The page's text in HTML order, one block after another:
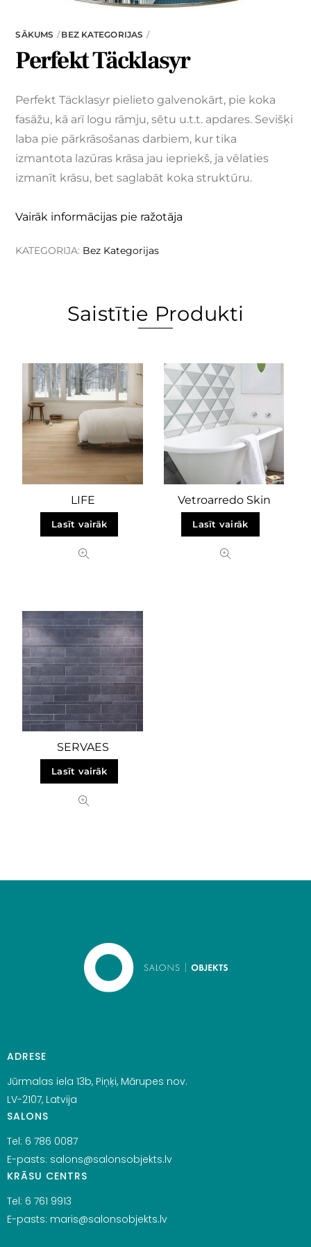
SĀKUMS BEZ KATEGORIJAS
Perfekt Täcklasyr
Perfekt Täcklasyr pielieto galvenokārt, pie koka
fasāžu, kā arī logu rāmju, sētu u.t.t. apdares. Sevišķi
laba pie pārkrāsošanas darbiem, kur tika
izmantota lazūras krāsa jau iepriekš, ja vēlaties
izmanīt krāsu, bet saglabāt koka struktūru.
Vairāk informācijas pie ražotāja
KATEGORIJA: Bez Kategorijas
Saistītie Produkti
LIFE
Lasīt vairāk
Vetroarredo Skin
Lasīt vairāk
SERVAES
Lasīt vairāk
ADRESE
Jūrmalas iela 13b, Piņķi, Mārupes nov.
LV-2107, Latvija
SALONS
Tel: 6 786 0087
E-pasts: salons@salonsobjekts.lv
KRĀSU CENTRS
Tel: 6 761 9913
E-pasts: maris@salonsobjekts.lv